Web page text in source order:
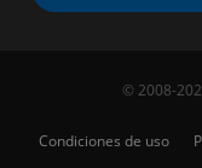
© 2008-
Condiciones de uso